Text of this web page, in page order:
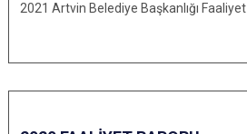
2021 Artvin Belediye Başkanlığı Faaliyet